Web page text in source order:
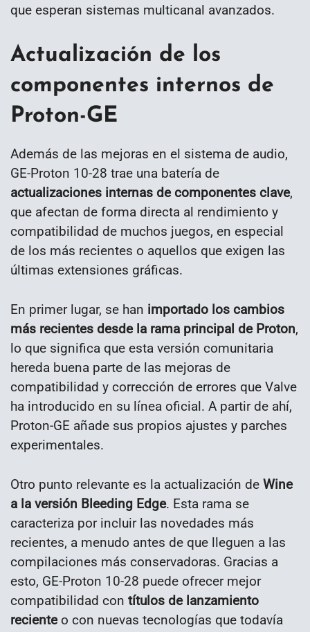
que esperan sistemas multicanal avanzados.
Actualización de los
componentes internos de
Proton-GE
Además de las mejoras en el sistema de audio,
GE-Proton 10-28 trae una batería de
actualizaciones internas de componentes clave,
que afectan de forma directa al rendimiento y
compatibilidad de muchos juegos, en especial
de los más recientes o aquellos que exigen las
últimas extensiones gráficas.
En primer lugar, se han importado los cambios
más recientes desde la rama principal de Proton,
lo que significa que esta versión comunitaria
hereda buena parte de las mejoras de
compatibilidad y corrección de errores que Valve
ha introducido en su línea oficial. A partir de ahí,
Proton-GE añade sus propios ajustes y parches
experimentales.
Otro punto relevante es la actualización de Wine
a la versión Bleeding Edge. Esta rama se
caracteriza por incluir las novedades más
recientes, a menudo antes de que lleguen a las
compilaciones más conservadoras. Gracias a
esto, GE-Proton 10-28 puede ofrecer mejor
compatibilidad con títulos de lanzamiento
recienteo con nuevas tecnologías que todavía